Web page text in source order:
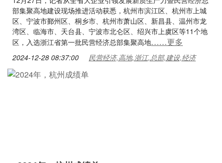
部集聚高地建设现场推进活动获悉，杭州市滨江区、杭州市上城
区、宁波市鄞州区、桐乡市、杭州市萧山区、新昌县、温州市龙
湾区、临海市、天台县、宁波市北仑区、绍兴市上虞区等11个地
区，入选浙江省第一批民营经济总部集聚高地……更多
2024-12-28 08:37:00 民营经济,高地,浙江,总部,建设,经济